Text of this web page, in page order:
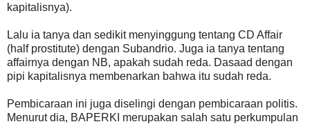
kapitalisnya).
Lalu ia tanya dan sedikit menyinggung tentang CD Affair
(half prostitute) dengan Subandrio. Juga ia tanya tentang
affairnya dengan NB, apakah sudah reda. Dasaad dengan
pipi kapitalisnya membenarkan bahwa itu sudah reda.
Pembicaraan ini juga diselingi dengan pembicaraan politis.
Menurut dia, BAPERKI merupakan salah satu perkumpulan